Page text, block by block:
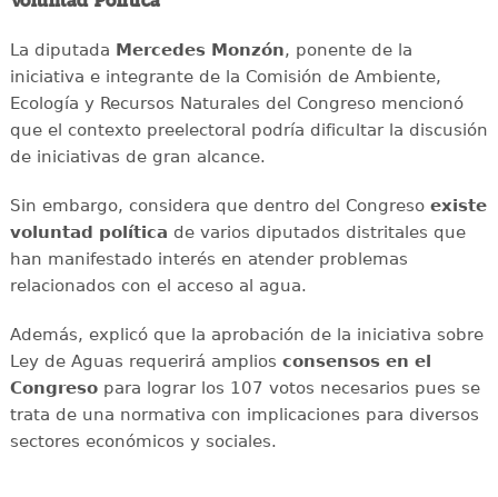
La diputada Mercedes Monzón, ponente de la
iniciativa e integrante de la Comisión de Ambiente,
Ecología y Recursos Naturales del Congreso mencionó
que el contexto preelectoral podría dificultar la discusión
de iniciativas de gran alcance.
Sin embargo, considera que dentro del Congreso existe
voluntad política de varios diputados distritales que
han manifestado interés en atender problemas
relacionados con el acceso al agua.
Además, explicó que la aprobación de la iniciativa sobre
Ley de Aguas requerirá amplios consensos en el
Congresopara lograr los 107 votos necesarios pues se
trata de una normativa con implicaciones para diversos
sectores económicos y sociales.